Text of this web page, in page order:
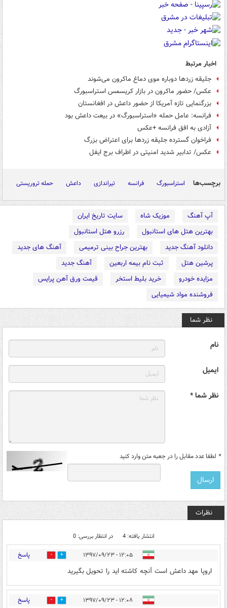
اخبار مرتبط
جلیقه زردها دوباره موی دماغ ماکرون می‌شوند
عکس/ حضور ماکرون در بازار کریسمس استراسبورگ
بزرگنمایی تازه آمریکا از حضور داعش در افغانستان
فرانسه: عامل حمله «استراسبورگ» در بیعت داعش بود
آزادی به افق فرانسه +عکس
فراخوان گسترده جلیقه زردها برای اعتراض بزرگ
عکس/ تدابیر شدید امنیتی در اطراف برج ایفل
برچسب‌ها استراسبورگ فرانسه تیراندازی داعش حمله تروریستی
آپ آهنگ موزیک شاه
سایت تاریخ ایران
بهترین هتل های استانبول
رزرو هتل استانبول
دانلود آهنگ جدید
بهترین جراح بینی ترمیمی
آهنگ های جدید
پرشین هتل
ثبت نام بیمه اربعین
آهنگ جدید
مزایده خودرو
خرید بلیط استخر
قیمت ورق آهن پرایس
فروشنده مواد شیمیایی
نظر شما
نام
ایمیل
نظر شما *
* لطفا عدد مقابل را در جعبه متن وارد کنید
نظرات
انتشار یافته: 4 در انتظار بررسی: 0
۱۲:۰۵ - ۱۳۹۷/۰۹/۲۳ 4 پاسخ
اروپا مهد داعش است آنچه کاشته اید را تحویل بگیرید
۱۲:۰۸ - ۱۳۹۷/۰۹/۲۳ 6 پاسخ